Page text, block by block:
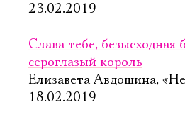
23.02.2019
Слава тебе, безысходная
сероглазый король
Елизавета Авдошина,
18.02.2019